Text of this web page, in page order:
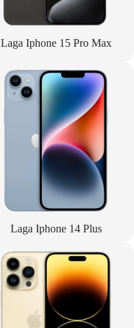
Laga Iphone 15 Pro Max
Laga Iphone 14 Plus